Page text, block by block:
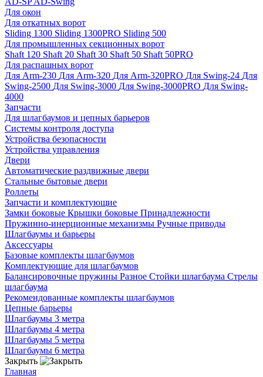
Для окон
Для откатных ворот
Sliding 1300 Sliding 1300PRO Sliding 500
Для промышленных секционных ворот
Shaft 120 Shaft 20 Shaft 30 Shaft 50 Shaft 50PRO
Для распашных ворот
Для Arm-230 Для Arm-320 Для Arm-320PRO Для Swing-24 Для
Swing-2500 Для Swing-3000 Для Swing-3000PRO Для Swing-
4000
Запчасти
Для шлагбаумов и цепных барьеров
Системы контроля доступа
Устройства безопасности
Устройства управления
Двери
Автоматические раздвижные двери
Стальные бытовые двери
Роллеты
Запчасти и комплектующие
Замки боковые Крышки боковые Принадлежности
Пружинно-инерционные механизмы Ручные приводы
Шлагбаумы и барьеры
Аксессуары
Базовые комплекты шлагбаумов
Комплектующие для шлагбаумов
Балансировочные пружины Разное Стойки шлагбаума Стрелы
шлагбаума
Рекомендованные комплекты шлагбаумов
Цепные барьеры
Шлагбаумы 3 метра
Шлагбаумы 4 метра
Шлагбаумы 5 метра
Шлагбаумы 6 метра
Закрыть
Главная